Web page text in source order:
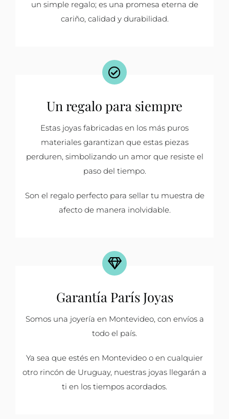
un simple regalo; es una promesa eterna de
cariño, calidad y durabilidad.
Un regalo para siempre
Estas joyas fabricadas en los más puros
materiales garantizan que estas piezas
perduren, simbolizando un amor que resiste el
paso del tiempo.
Son el regalo perfecto para sellar tu muestra de
afecto de manera inolvidable.
Garantía París Joyas
Somos una joyería en Montevideo, con envíos a
todo el país.
Ya sea que estés en Montevideo o en cualquier
otro rincón de Uruguay, nuestras joyas llegarán a
ti en los tiempos acordados.